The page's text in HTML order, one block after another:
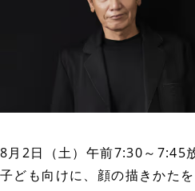
8月2日（土）午前7:30～7:45
子ども向けに、顔の描きかた